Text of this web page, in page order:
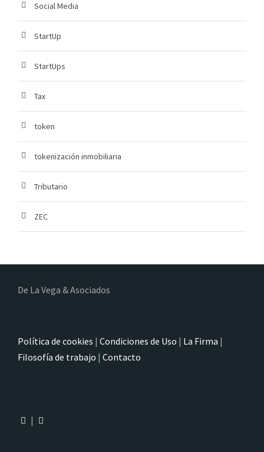
Social Media
StartUp
StartUps
Tax
token
tokenización inmobiliaria
Tributario
ZEC
De La Vega & Asociados
Política de cookies | Condiciones de Uso | La Firma |
Filosofía de trabajo | Contacto
|